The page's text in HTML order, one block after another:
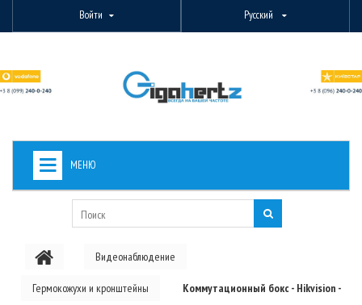
Войти Русский
МЕНЮ
PON ОБОРУДОВАНИЕ
Видеонаблюдение
Гермокожухи и кронштейны Коммутационный бокс - Hikvision -